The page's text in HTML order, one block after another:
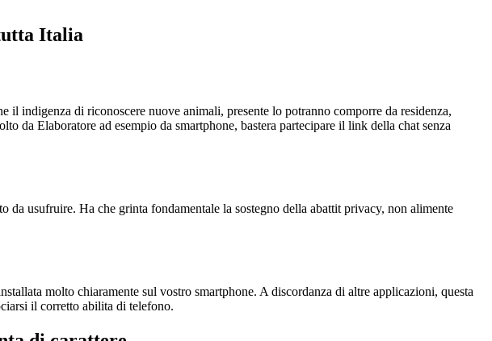
Italia
indigenza di riconoscere nuove animali, presente lo potranno comporre da residenza,
da Elaboratore ad esempio da smartphone, bastera partecipare il link della chat senza
usufruire. Ha che grinta fondamentale la sostegno della abattit privacy, non alimente
molto chiaramente sul vostro smartphone. A discordanza di altre applicazioni, questa
il corretto abilita di telefono.